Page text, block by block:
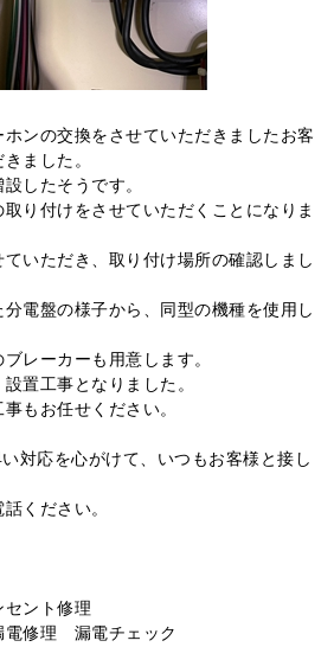
ンの交換をさせていただきましたお客
ました。
したそうです。
り付けをさせていただくことになりま
いただき、取り付け場所の確認しまし
電盤の様子から、同型の機種を使用し
レーカーも用意します。
置工事となりました。
もお任せください。
対応を心がけて、いつもお客様と接し
ください。
ント修理
修理 漏電チェック